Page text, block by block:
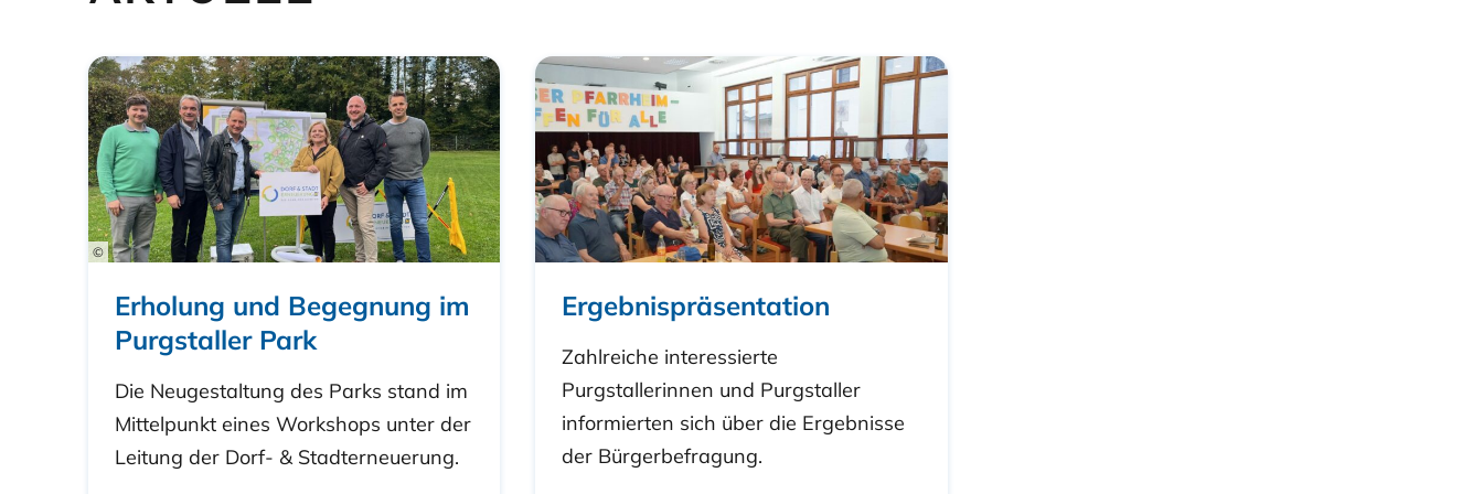
©
Erholung und Begegnung im
Purgstaller Park
Die Neugestaltung des Parks stand im
Mittelpunkt eines Workshops unter der
Leitung der Dorf- & Stadterneuerung.
Ergebnispräsentation
Zahlreiche interessierte
Purgstallerinnen und Purgstaller
informierten sich über die Ergebnisse
der Bürgerbefragung.